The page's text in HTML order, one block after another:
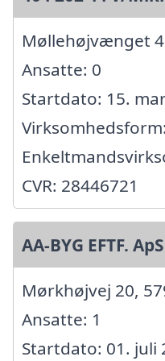
Møllehøjvænget
Ansatte: 0
Startdato: 15.
Virksomhedsform:
CVR: 28446721
AA-BYG EFTF. ApS
Mørkhøjvej 20,
Ansatte: 1
Startdato: 01. juli